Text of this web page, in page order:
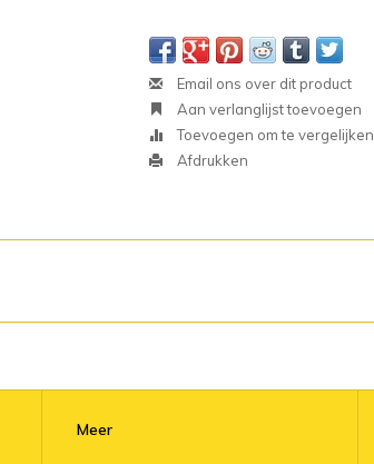
Email ons over dit product
Aan verlanglijst toevoegen
Toevoegen om te vergelijken
Afdrukken
Meer